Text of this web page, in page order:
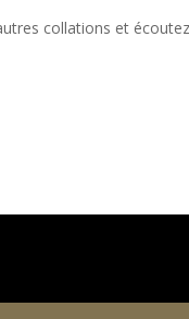
collations et